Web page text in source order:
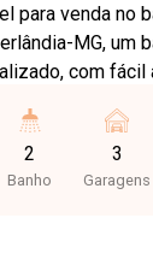
para venda no
MG, um
com fácil
avenidas
pela
potencial tanto
2
Banho
3
Garagens